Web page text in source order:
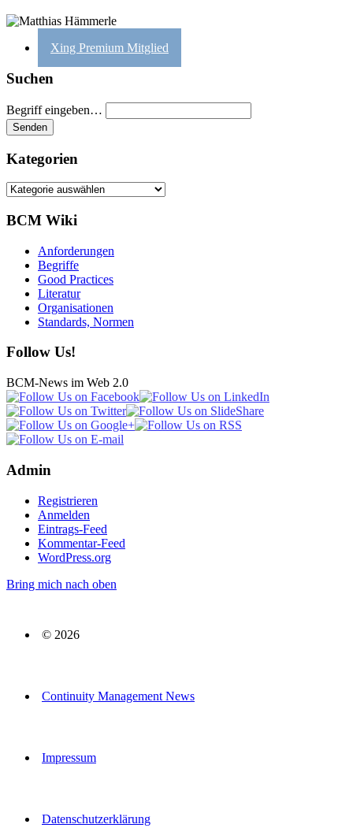
Xing Premium Mitglied
Suchen
Begriff eingeben…
Kategorien
Kategorien
BCM Wiki
Anforderungen
Begriffe
Good Practices
Literatur
Organisationen
Standards, Normen
Follow Us!
BCM-News im Web 2.0
Admin
Registrieren
Anmelden
Eintrags-Feed
Kommentar-Feed
WordPress.org
Bring mich nach oben
© 2026
Continuity Management News
Impressum
Datenschutzerklärung